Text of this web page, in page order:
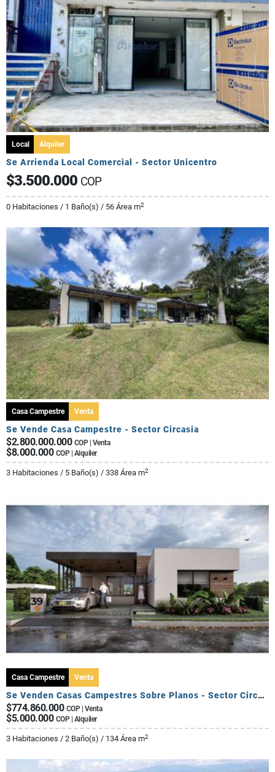
Local Alquiler
Se Arrienda Local Comercial - Sector Unicentro
$3.500.000 COP
0 Habitaciones / 1 Baño(s) / 56 Área m2
Casa Campestre Venta
Se Vende Casa Campestre - Sector Circasia
$2.800.000.000 COP | Venta
$8.000.000 COP | Alquiler
3 Habitaciones / 5 Baño(s) / 338 Área m2
Casa Campestre Venta
Se Venden Casas Campestres Sobre Planos - Sector Circasia
$774.860.000 COP | Venta
$5.000.000 COP | Alquiler
3 Habitaciones / 2 Baño(s) / 134 Área m2